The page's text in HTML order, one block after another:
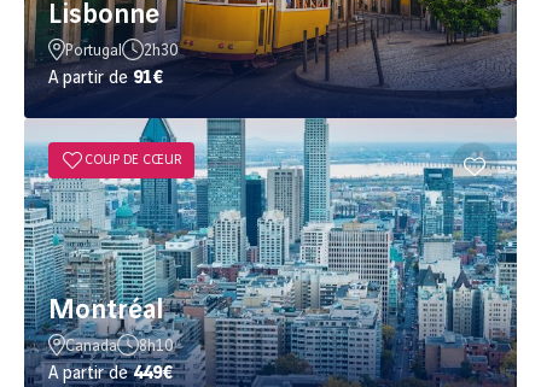
Lisbonne
Portugal 2h30
A partir de 91€
COUP DE CŒUR
Montréal
Canada 8h10
A partir de449€